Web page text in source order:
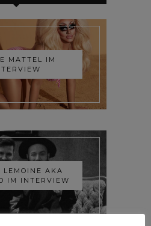
MATTEL IM
LEMOINE AKA
IM INTERVIEW